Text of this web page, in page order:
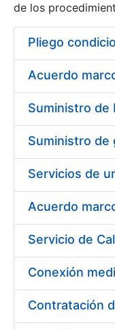
Show/Hide
de los